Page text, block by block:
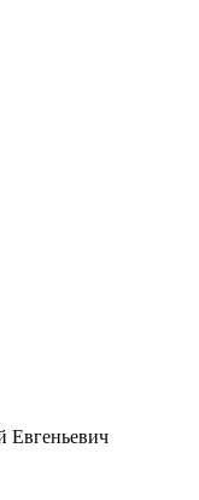
Евгеньевич